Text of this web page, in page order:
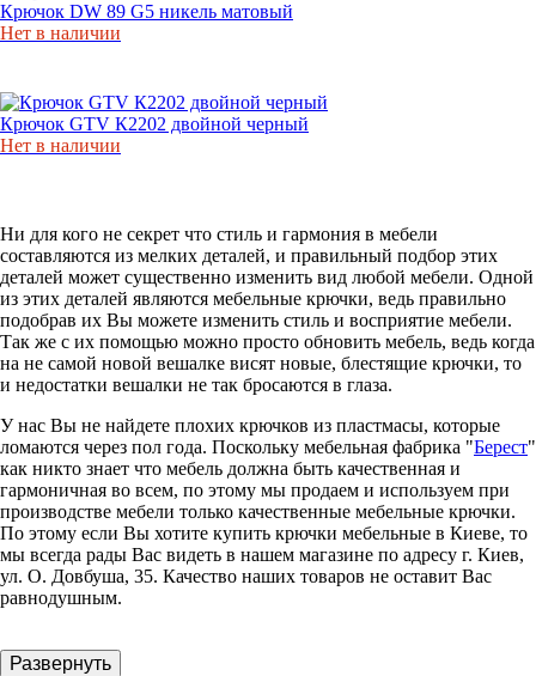
Крючок DW 89 G5 никель матовый
Нет в наличии
Крючок GTV К2202 двойной черный
Нет в наличии
Ни для кого не секрет что стиль и гармония в мебели
составляются из мелких деталей, и правильный подбор этих
деталей может существенно изменить вид любой мебели. Одной
из этих деталей являются мебельные крючки, ведь правильно
подобрав их Вы можете изменить стиль и восприятие мебели.
Так же с их помощью можно просто обновить мебель, ведь когда
на не самой новой вешалке висят новые, блестящие крючки, то
и недостатки вешалки не так бросаются в глаза.
У нас Вы не найдете плохих крючков из пластмасы, которые
ломаются через пол года. Поскольку мебельная фабрика "Берест"
как никто знает что мебель должна быть качественная и
гармоничная во всем, по этому мы продаем и используем при
производстве мебели только качественные мебельные крючки.
По этому если Вы хотите купить крючки мебельные в Киеве, то
мы всегда рады Вас видеть в нашем магазине по адресу г. Киев,
ул. О. Довбуша, 35. Качество наших товаров не оставит Вас
равнодушным.
Развернуть